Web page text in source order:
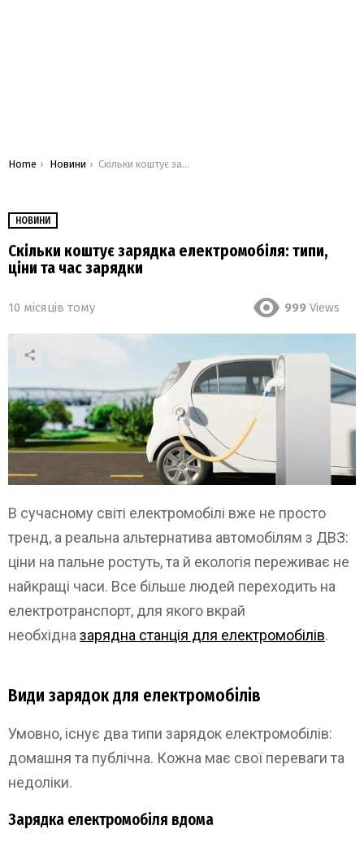
You are here:
Home Новини Скільки коштує зарядка електромобіля: типи, ціни та час зарядки
НОВИНИ
Скільки коштує зарядка електромобіля: типи,
ціни та час зарядки
10 місяців тому 999 Views
В сучасному світі електромобілі вже не просто
тренд, а реальна альтернатива автомобілям з ДВЗ:
ціни на пальне ростуть, та й екологія переживає не
найкращі часи. Все більше людей переходить на
електротранспорт, для якого вкрай
необхідназарядна станція для електромобілів.
Види зарядок для електромобілів
Умовно, існує два типи зарядок електромобілів:
домашня та публічна. Кожна має свої переваги та
недоліки.
Зарядка електромобіля вдома